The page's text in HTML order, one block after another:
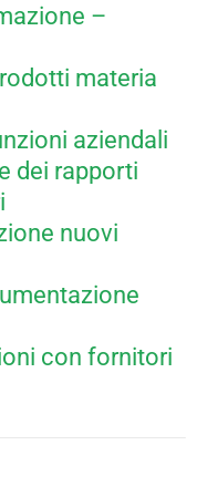
–
materia
aziendali
dei rapporti
nuovi
con fornitori